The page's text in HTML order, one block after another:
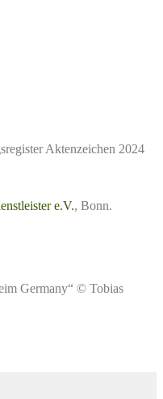
Aktenzeichen 2024
e.V., Bonn.
Germany“ © Tobias